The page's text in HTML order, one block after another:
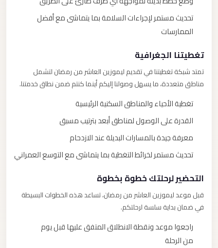
تحديث مستمر لإجراءات السلامة بما يتماشى مع أفضل
الممارسات
تغطيتنا الجغرافية
تمتد شبكة تغطيتنا في تقديم ليموزين العاشر من رمضان لتشمل
مناطق متعددة، ما يسهل وصولنا إليكم أينما كنتم ضمن نطاق خدمتنا.
تغطية الأحياء والمناطق السكنية الرئيسية
القدرة على الوصول لمناطق أبعد بترتيب مسبق
معرفة جيدة بالمسارات البديلة عند الازدحام
تحديث مستمر لخرائط التغطية بما يتماشى مع التوسع العمراني
التحضير لرحلتك خطوة بخطوة
قبل موعد ليموزين العاشر من رمضان، تساعد هذه الخطوات البسيطة
في ضمان بداية سلسة لرحلتكم.
راجعوا موعد ونقطة الانطلاق المتفق عليها قبل يوم
من الرحلة